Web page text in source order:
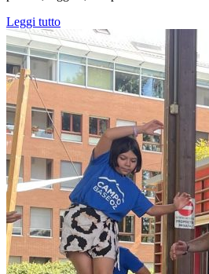
Leggi tutto